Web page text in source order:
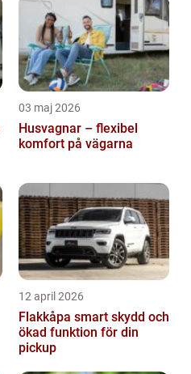
03 maj 2026
Husvagnar – flexibel
komfort på vägarna
12 april 2026
Flakkåpa smart skydd och
ökad funktion för din
pickup